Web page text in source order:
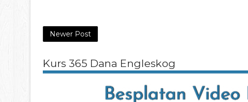
Newer Post
Kurs 365 Dana Engleskog